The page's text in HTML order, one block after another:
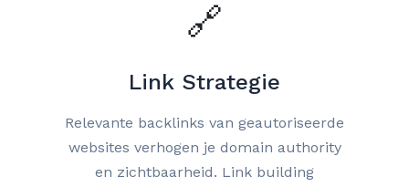
🔗
Link Strategie
Relevante backlinks van geautoriseerde
websites verhogen je domain authority
en zichtbaarheid. Link building